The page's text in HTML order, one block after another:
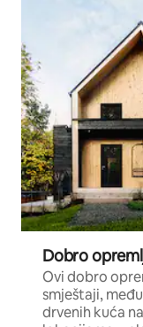
Dobro
Ovi dobro
smještaji,
drvenih kuća